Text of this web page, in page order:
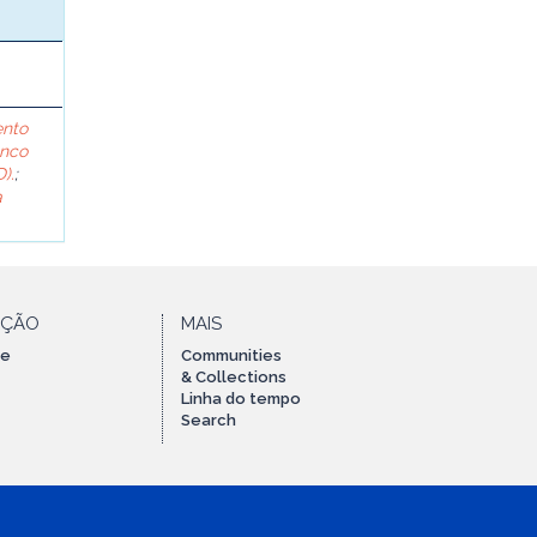
;
MAIS
Communities
& Collections
Linha do tempo
Search